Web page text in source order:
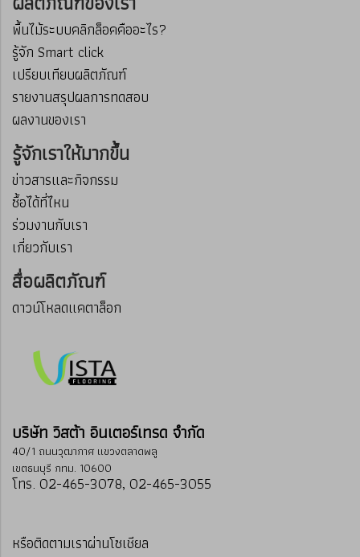
พื้นไม้ระบบคลิกล็อคคืออะไร?
รู้จัก Smart click
เปรียบเทียบผลิตภัณฑ์
รายงานสรุปผลการทดสอบ
ผลงานของเรา
รู้จักเราให้มากขึ้น
ข่าวสารและกิจกรรม
ซื้อได้ที่ไหน
ร่วมงานกับเรา
เกี่ยวกับเรา
สื่อผลิตภัณฑ์
ดาวน์โหลดแคตาล็อก
บริษัท วิสต้า อินเตอร์เทรด จำกัด
40/1 ถนนวุฒากาศ แขวงตลาดพลู
เขตธนบุรี กทม. 10600
โทร. 02-465-3078, 02-465-3055
หรือติดตามเราผ่านโซเชียล